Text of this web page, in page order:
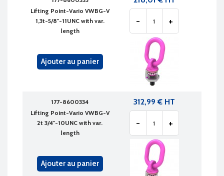
Lifting Point-Vario VWBG-V
1,3t-5/8"-11UNC with var.
length
- +
Ajouter au panier
177-8600334
Lifting Point-Vario VWBG-V
2t 3/4"-10UNC with var.
length
312,99 € HT
- +
Ajouter au panier